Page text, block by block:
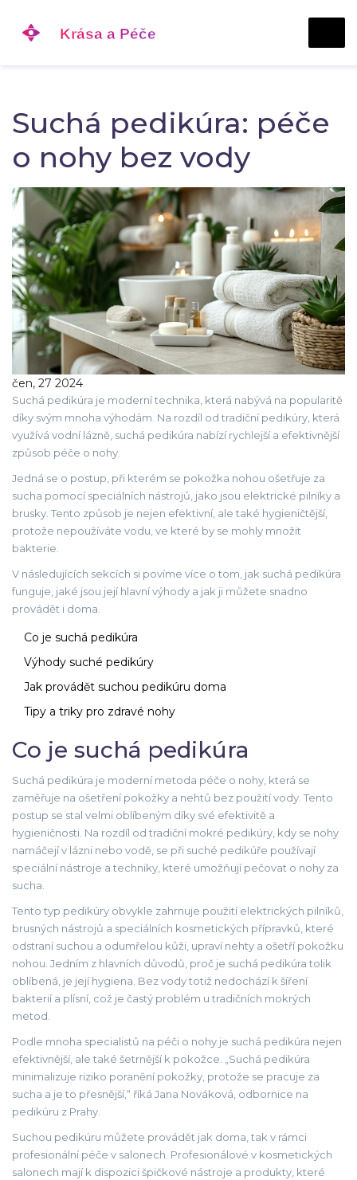
Suchá pedikúra: péče
o nohy bez vody
čen, 27 2024
Suchá pedikúra je moderní technika, která nabývá na popularitě
díky svým mnoha výhodám. Na rozdíl od tradiční pedikúry, která
využívá vodní lázně, suchá pedikúra nabízí rychlejší a efektivnější
způsob péče o nohy.
Jedná se o postup, při kterém se pokožka nohou ošetřuje za
sucha pomocí speciálních nástrojů, jako jsou elektrické pilníky a
brusky. Tento způsob je nejen efektivní, ale také hygieničtější,
protože nepoužíváte vodu, ve které by se mohly množit
bakterie.
V následujících sekcích si povíme více o tom, jak suchá pedikúra
funguje, jaké jsou její hlavní výhody a jak ji můžete snadno
provádět i doma.
Co je suchá pedikúra
Výhody suché pedikúry
Jak provádět suchou pedikúru doma
Tipy a triky pro zdravé nohy
Co je suchá pedikúra
Suchá pedikúra je moderní metoda péče o nohy, která se
zaměřuje na ošetření pokožky a nehtů bez použití vody. Tento
postup se stal velmi oblíbeným díky své efektivitě a
hygieničnosti. Na rozdíl od tradiční mokré pedikúry, kdy se nohy
namáčejí v lázni nebo vodě, se při suché pedikúře používají
speciální nástroje a techniky, které umožňují pečovat o nohy za
sucha.
Tento typ pedikúry obvykle zahrnuje použití elektrických pilníků,
brusných nástrojů a speciálních kosmetických přípravků, které
odstraní suchou a odumřelou kůži, upraví nehty a ošetří pokožku
nohou. Jedním z hlavních důvodů, proč je suchá pedikúra tolik
oblíbená, je její hygiena. Bez vody totiž nedochází k šíření
bakterií a plísní, což je častý problém u tradičních mokrých
metod.
Podle mnoha specialistů na péči o nohy je suchá pedikúra nejen
efektivnější, ale také šetrnější k pokožce. „Suchá pedikúra
minimalizuje riziko poranění pokožky, protože se pracuje za
sucha a je to přesnější,“ říká Jana Nováková, odbornice na
pedikúru z Prahy.
Suchou pedikúru můžete provádět jak doma, tak v rámci
profesionální péče v salonech. Profesionálové v kosmetických
salonech mají k dispozici špičkové nástroje a produkty, které